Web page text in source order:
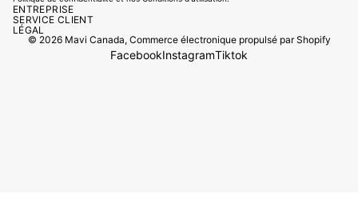
ENTREPRISE
SERVICE CLIENT
LÉGAL
© 2026 Mavi Canada, Commerce électronique propulsé par Shopify
FacebookInstagramTiktok